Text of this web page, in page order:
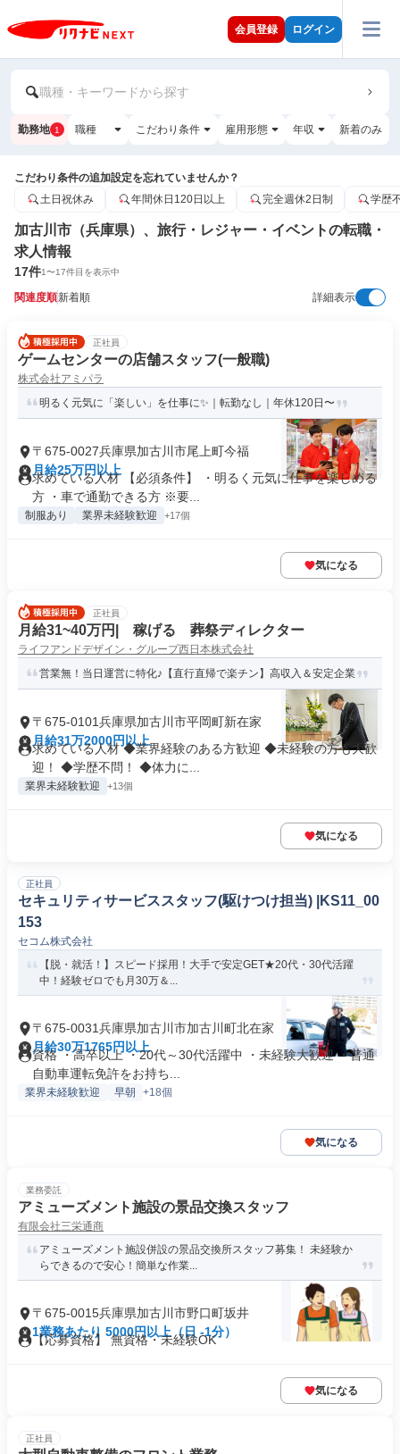
会員登録 ログイン
職種・キーワードから探す
勤務地 1 職種 こだわり条件 雇用形態 年収 新着のみ
こだわり条件の追加設定を忘れていませんか？
土日祝休み
年間休日120日以上 完全週休2日制 学歴
加古川市（兵庫県）、旅行・レジャー・イベントの転職・
求人情報
17件1〜17件目を表示中
関連度順新着順 詳細表示
正社員
ゲームセンターの店舗スタッフ(一般職)
株式会社アミパラ
明るく元気に「楽しい」を仕事に✨｜転勤なし｜年休120日〜
〒675-0027兵庫県加古川市尾上町今福
月給25万円以上
求めている人材 【必須条件】 ・明るく元気に仕事を楽しめる
方 ・車で通勤できる方 ※要...
制服あり 業界未経験歓迎 +17個
気になる
正社員
月給31~40万円| 稼げる 葬祭ディレクター
ライフアンドデザイン・グループ西日本株式会社
営業無！当日運営に特化♪【直行直帰で楽チン】高収入＆安定企業
〒675-0101兵庫県加古川市平岡町新在家
月給31万2000円以上
求めている人材 ◆業界経験のある方歓迎 ◆未経験の方も大歓
迎！ ◆学歴不問！ ◆体力に...
業界未経験歓迎 +13個
気になる
正社員
セキュリティサービススタッフ(駆けつけ担当) |KS11_00
153
セコム株式会社
【脱・就活！】スピード採用！大手で安定GET★20代・30代活躍
中！経験ゼロでも月30万＆...
〒675-0031兵庫県加古川市加古川町北在家
月給30万1765円以上
資格 ・高卒以上 ・20代～30代活躍中 ・未経験大歓迎 ・普通
自動車運転免許をお持ち...
業界未経験歓迎 早朝 +18個
気になる
業務委託
アミューズメント施設の景品交換スタッフ
有限会社三栄通商
アミューズメント施設併設の景品交換所スタッフ募集！ 未経験か
らできるので安心！簡単な作業...
〒675-0015兵庫県加古川市野口町坂井
1業務あたり 5000円以上（日 -1分）
【応募資格】 無資格・未経験OK
気になる
正社員